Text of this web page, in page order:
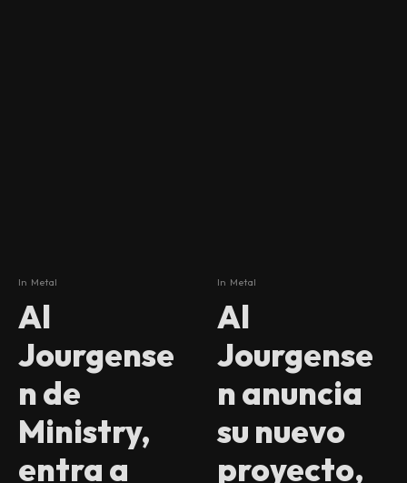
In Metal
Al
Jourgense
n de
Ministry,
entra a
In Metal
Al
Jourgense
n anuncia
su nuevo
proyecto,